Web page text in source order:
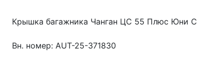
Крышка багажника Чанган ЦС 55 Плюс Юни С
Вн. номер: AUT-25-371830